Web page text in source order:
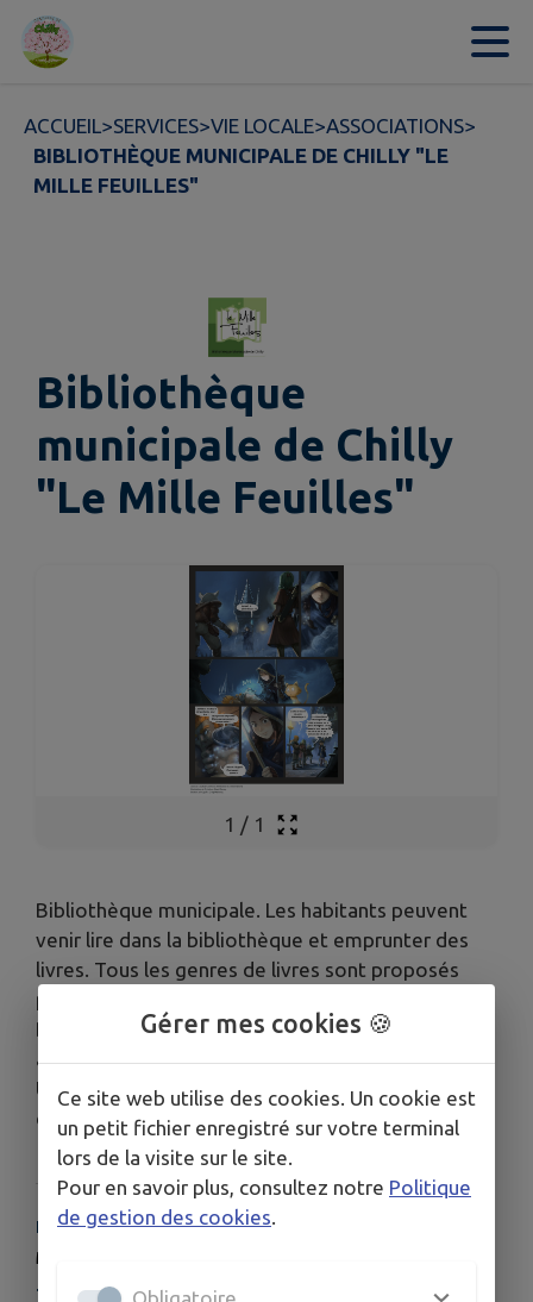
Contenu
ACCUEIL>SERVICES>VIE LOCALE>ASSOCIATIONS>
BIBLIOTHÈQUE MUNICIPALE DE CHILLY "LE
MILLE FEUILLES"
Bibliothèque
municipale de Chilly
"Le Mille Feuilles"
1 / 1
Bibliothèque municipale. Les habitants peuvent
venir lire dans la bibliothèque et emprunter des
livres. Tous les genres de livres sont proposés
pour tous les âges : Romans, BD, Mangas,
Documentaires pour bébés, enfants, adolescents,
adultes.
Une adhésion de 10€ par famille pour un an est
demandée pour emprunter les livres.
HORAIRES
Mardis entre 16h et 18h / Samedis entre 10h et 12h
TARIFS
Gérer mes cookies 🍪
Ce site web utilise des cookies. Un cookie est
un petit fichier enregistré sur votre terminal
lors de la visite sur le site.
Pour en savoir plus, consultez notre Politique
de gestion des cookies